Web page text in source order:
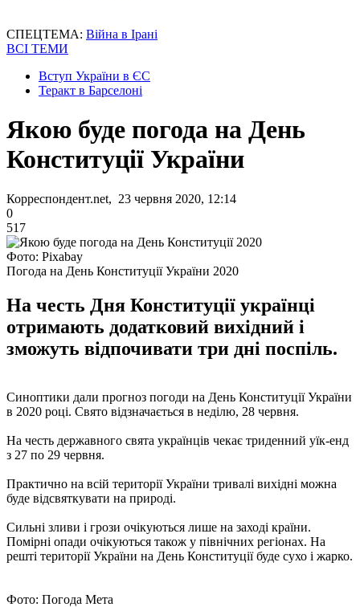
СПЕЦТЕМА: Війна в Ірані
ВСІ ТЕМИ
Вступ України в ЄС
Теракт в Барселоні
Якою буде погода на День
Конституції України
Корреспондент.net, 23 червня 2020, 12:14
0
517
Фото: Pixabay
Погода на День Конституції України 2020
На честь Дня Конституції українці
отримають додатковий вихідний і
зможуть відпочивати три дні поспіль.
Синоптики дали прогноз погоди на День Конституції України
в 2020 році. Свято відзначається в неділю, 28 червня.
На честь державного свята українців чекає триденний уїк-енд
з 27 по 29 червня.
Практично на всій території України тривалі вихідні можна
буде відсвяткувати на природі.
Сильні зливи і грози очікуються лише на заході країни.
Помірні опади очікуються також у північних регіонах. На
решті території України на День Конституції буде сухо і жарко.
Фото: Погода Мета